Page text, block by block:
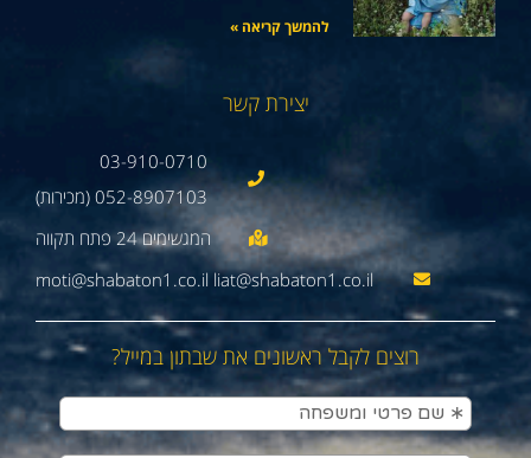
להמשך קריאה »
יצירת קשר
03-910-0710
052-8907103 (מכירות)
moti@shabaton1.co.il liat@shabaton1.co.il
רוצים לקבל ראשונים את שבתון במייל?